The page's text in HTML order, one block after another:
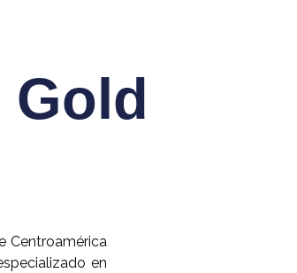
Gold
Centroamérica
en